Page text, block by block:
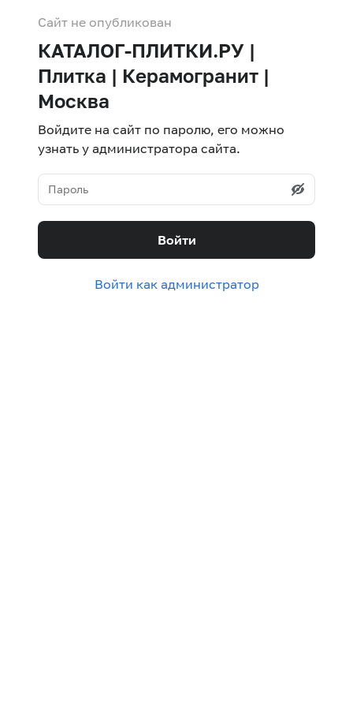
Сайт не опубликован
КАТАЛОГ-ПЛИТКИ.РУ |
Плитка | Керамогранит |
Москва
Войдите на сайт по паролю, его можно
узнать у администратора сайта.
Войти
Войти как администратор